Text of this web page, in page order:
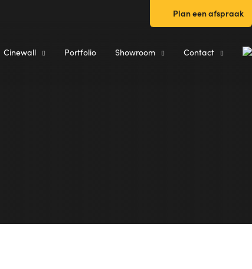
Plan een afspraak
Cinewall Portfolio Showroom Contact